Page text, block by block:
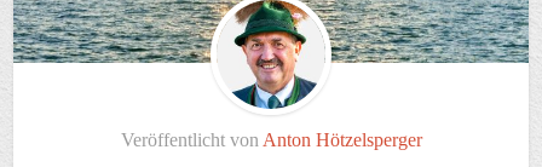
Veröffentlicht von Anton Hötzelsperger